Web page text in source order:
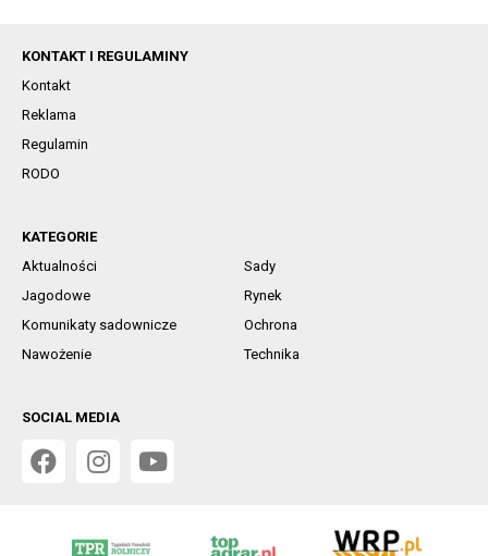
KONTAKT I REGULAMINY
Kontakt
Reklama
Regulamin
RODO
KATEGORIE
Aktualności
Sady
Jagodowe
Rynek
Komunikaty sadownicze
Ochrona
Nawożenie
Technika
SOCIAL MEDIA